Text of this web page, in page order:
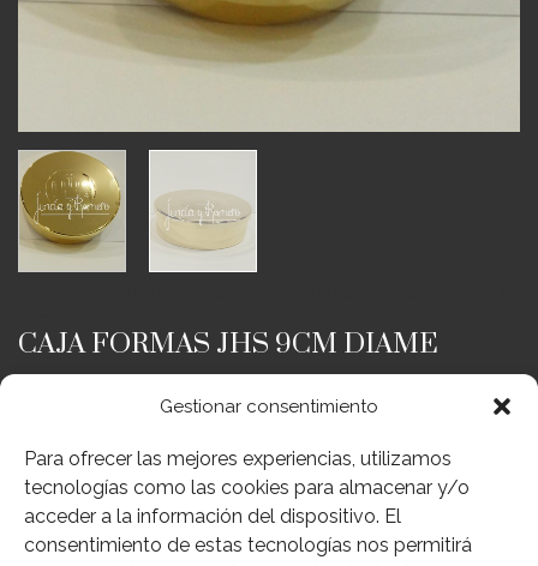
Gestionar consentimiento
Para ofrecer las mejores experiencias, utilizamos
tecnologías como las cookies para almacenar y/o
acceder a la información del dispositivo. El
consentimiento de estas tecnologías nos permitirá
CAJA FORMAS JHS 9CM DIAME
52,00€ IVA Inc.
CAJA FORMAS
Sin existencias